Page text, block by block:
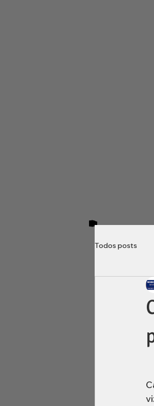
Todos posts
Direito do